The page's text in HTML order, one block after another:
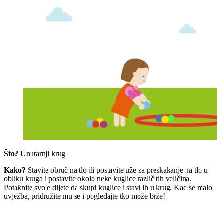
Što? Unutarnji krug
Kako? Stavite obruč na tlo ili postavite uže za preskakanje na tlo u
obliku kruga i postavite okolo neke kuglice različitih veličina.
Potaknite svoje dijete da skupi kuglice i stavi ih u krug. Kad se malo
uvježba, pridružite mu se i pogledajte tko može brže!